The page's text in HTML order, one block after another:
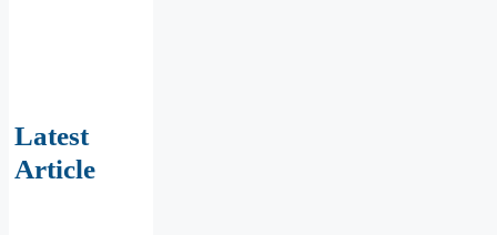
Latest
Article